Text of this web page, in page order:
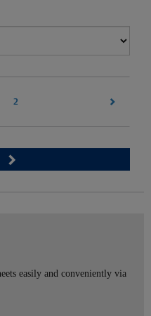
2
easily and conveniently via